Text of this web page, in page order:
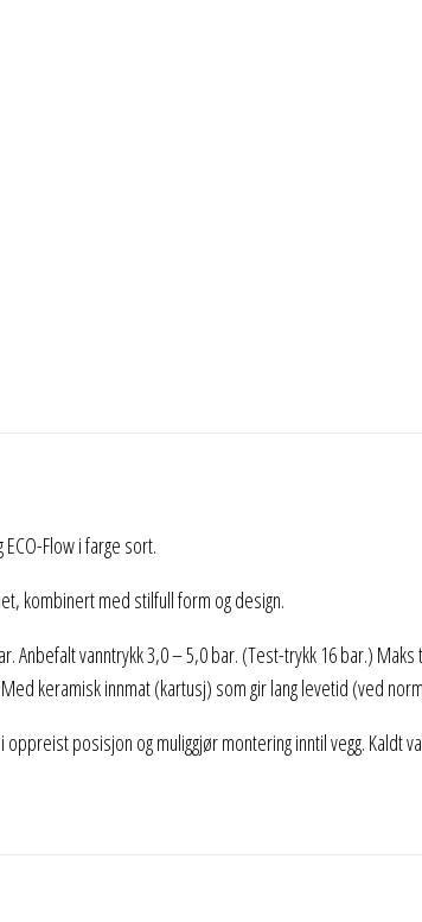
Flow i farge sort.
kombinert med stilfull form og design.
Anbefalt vanntrykk 3,0 – 5,0 bar. (Test-trykk 16 bar.)
keramisk innmat (kartusj) som gir lang levetid (ved
posisjon og muliggjør montering inntil vegg. Kaldt